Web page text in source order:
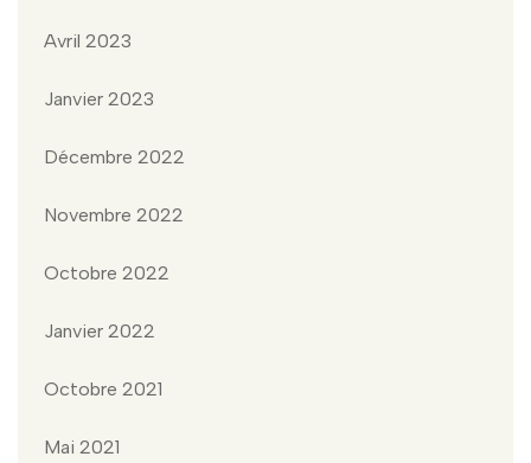
Avril 2023
Janvier 2023
Décembre 2022
Novembre 2022
Octobre 2022
Janvier 2022
Octobre 2021
Mai 2021